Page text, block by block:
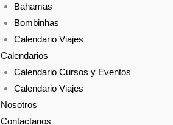
Bahamas
Bombinhas
Calendario Viajes
Calendarios
Calendario Cursos y Eventos
Calendario Viajes
Nosotros
Contactanos